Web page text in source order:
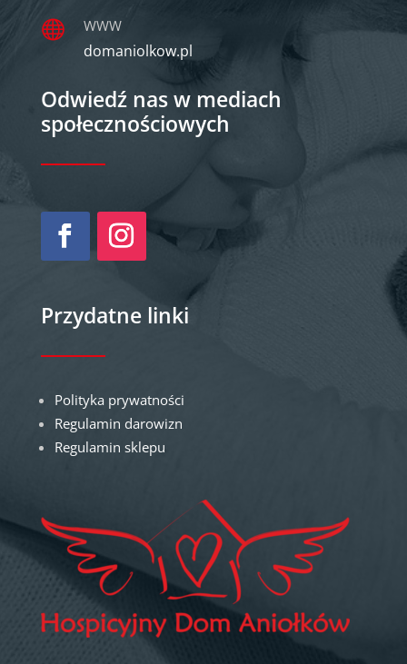
 WWW
domaniolkow.pl
Odwiedź nas w mediach
społecznościowych
Przydatne linki
Polityka prywatności
Regulamin darowizn
Regulamin sklepu